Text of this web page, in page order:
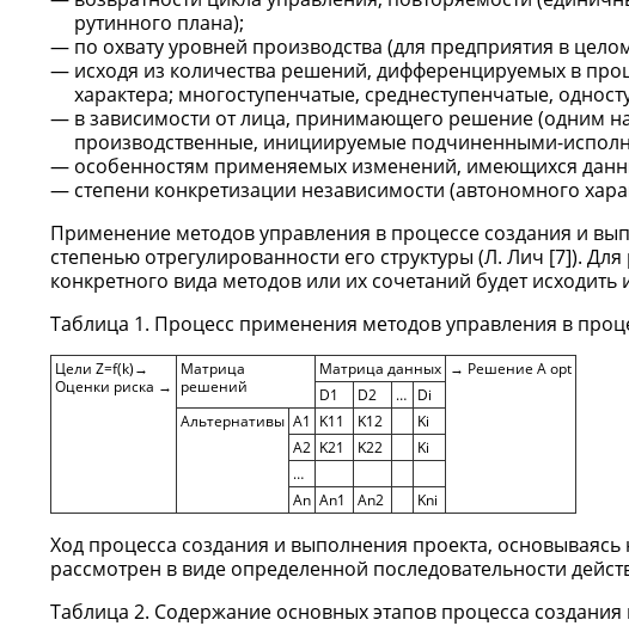
рутинного плана);
по охвату уровней производства (для предприятия в
исходя из количества решений, дифференцируемых в
характера; многоступенчатые, среднеступенчатые,
в зависимости от лица, принимающего решение (одним
производственные, инициируемые подчиненными-
особенностям применяемых изменений, имеющихся
степени конкретизации независимости (автономного
Применение методов управления в процессе создания и
степенью отрегулированности его структуры (Л. Лич [7]).
конкретного вида методов или их сочетаний будет
Таблица 1. Процесс применения методов управления в
Цели Z=f(k)→
Оценки риска →
Матрица
решений
Матрица данных → Решение А opt
D1
D2 … Di
Альтернативы A1 K11 K12
Ki
A2 K21 K22
Ki
…
An An1 An2 Kni
Ход процесса создания и выполнения проекта,
рассмотрен в виде определенной последовательности
Таблица 2. Содержание основных этапов процесса